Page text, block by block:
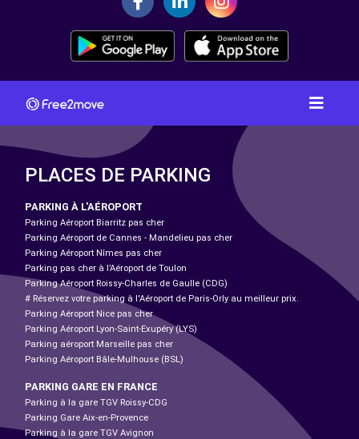
PLACES DE PARKING
PARKING À L'AÉROPORT
Parking Aéroport Biarritz pas cher
Parking Aéroport de Cannes - Mandelieu pas cher
Parking Aéroport Nîmes pas cher
Parking pas cher à l’Aéroport de Toulon
Parking Aéroport Roissy-Charles de Gaulle (CDG)
# Réservez votre parking à l'Aéroport de Paris-Orly au meilleur prix.
Parking Aéroport Nice pas cher
Parking Aéroport Lyon-Saint-Exupéry (LYS)
Parking aéroport Marseille pas cher
Parking Aéroport Bâle-Mulhouse (BSL)
PARKING GARE EN FRANCE
Parking à la gare TGV Roissy-CDG
Parking Gare Aix-en-Provence
Parking à la gare TGV Avignon